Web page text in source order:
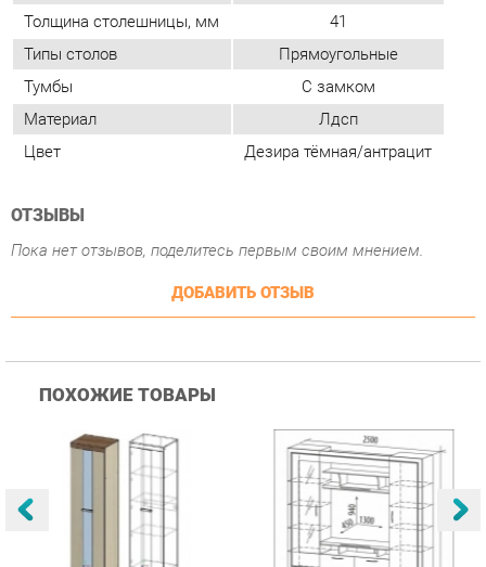
Материал
Лдсп
Цвет Дезира тёмная/антрацит
ОТЗЫВЫ
Пока нет отзывов, поделитесь первым своим мнением.
Купить
Гостиная Стиль
Атлантида-2 Венге-дуб
Белфорд
Купить
Гостиная Витра
Симфония 7.10
55 482 ₽